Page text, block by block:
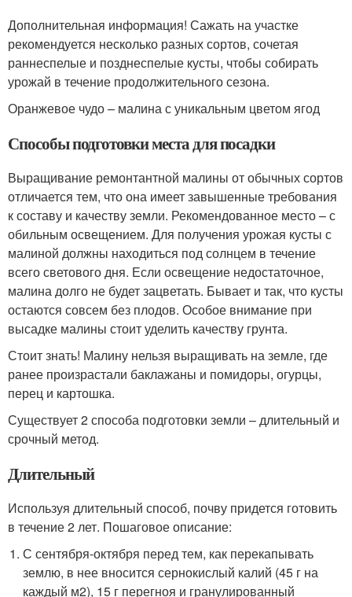
Дополнительная информация! Сажать на участке
рекомендуется несколько разных сортов, сочетая
раннеспелые и позднеспелые кусты, чтобы собирать
урожай в течение продолжительного сезона.
Оранжевое чудо – малина с уникальным цветом ягод
Способы подготовки места для посадки
Выращивание ремонтантной малины от обычных сортов
отличается тем, что она имеет завышенные требования
к составу и качеству земли. Рекомендованное место – с
обильным освещением. Для получения урожая кусты с
малиной должны находиться под солнцем в течение
всего светового дня. Если освещение недостаточное,
малина долго не будет зацветать. Бывает и так, что кусты
остаются совсем без плодов. Особое внимание при
высадке малины стоит уделить качеству грунта.
Стоит знать! Малину нельзя выращивать на земле, где
ранее произрастали баклажаны и помидоры, огурцы,
перец и картошка.
Существует 2 способа подготовки земли – длительный и
срочный метод.
Длительный
Используя длительный способ, почву придется готовить
в течение 2 лет. Пошаговое описание:
С сентября-октября перед тем, как перекапывать
землю, в нее вносится сернокислый калий (45 г на
каждый м2), 15 г перегноя и гранулированный